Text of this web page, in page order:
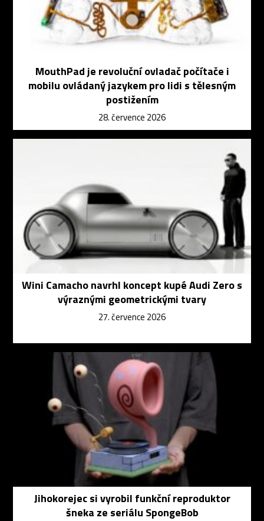
MouthPad je revoluční ovladač počítače i
mobilu ovládaný jazykem pro lidi s tělesným
postižením
28. července 2026
Wini Camacho navrhl koncept kupé Audi Zero s
výraznými geometrickými tvary
27. července 2026
Jihokorejec si vyrobil funkční reproduktor
šneka ze seriálu SpongeBob